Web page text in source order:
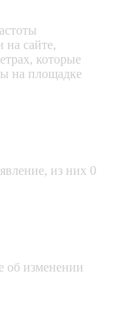
на сайте,
которые
на площадке
из них 0
об изменении